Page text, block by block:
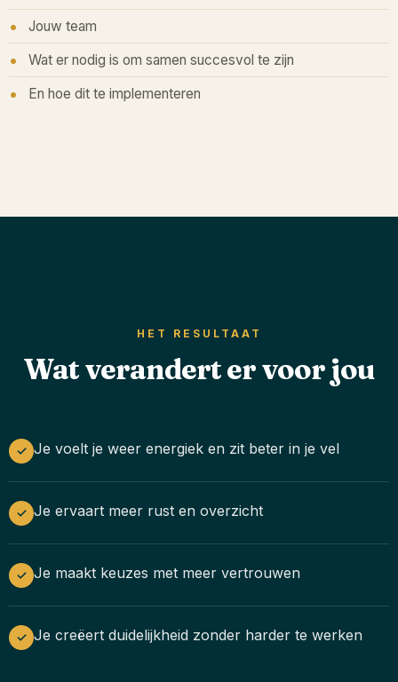
Jouw team
Wat er nodig is om samen succesvol te zijn
En hoe dit te implementeren
HET RESULTAAT
Wat verandert er voor jou
✓ Je voelt je weer energiek en zit beter in je vel
✓ Je ervaart meer rust en overzicht
✓ Je maakt keuzes met meer vertrouwen
✓ Je creëert duidelijkheid zonder harder te werken